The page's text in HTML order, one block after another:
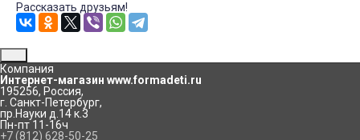
Рассказать друзьям!
Компания
Интернет-магазин www.formadeti.ru
195256, Россия,
г. Санкт-Петербург,
пр.Науки д.14 к.3
Пн-пт 11-16ч
+7 (812) 628-50-25